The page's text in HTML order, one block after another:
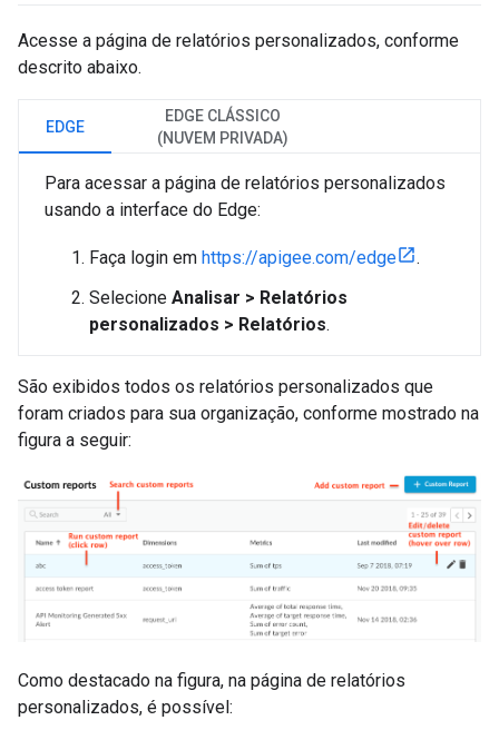
Acesse a página de relatórios personalizados, conforme
descrito abaixo.
EDGE
EDGE CLÁSSICO
(NUVEM PRIVADA)
Para acessar a página de relatórios personalizados
usando a interface do Edge:
Faça login em https://apigee.com/edge
.
Selecione Analisar > Relatórios
personalizados > Relatórios.
São exibidos todos os relatórios personalizados que
foram criados para sua organização, conforme mostrado na
figura a seguir:
Como destacado na figura, na página de relatórios
personalizados, é possível: